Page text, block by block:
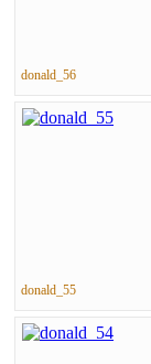
donald_56
donald_55